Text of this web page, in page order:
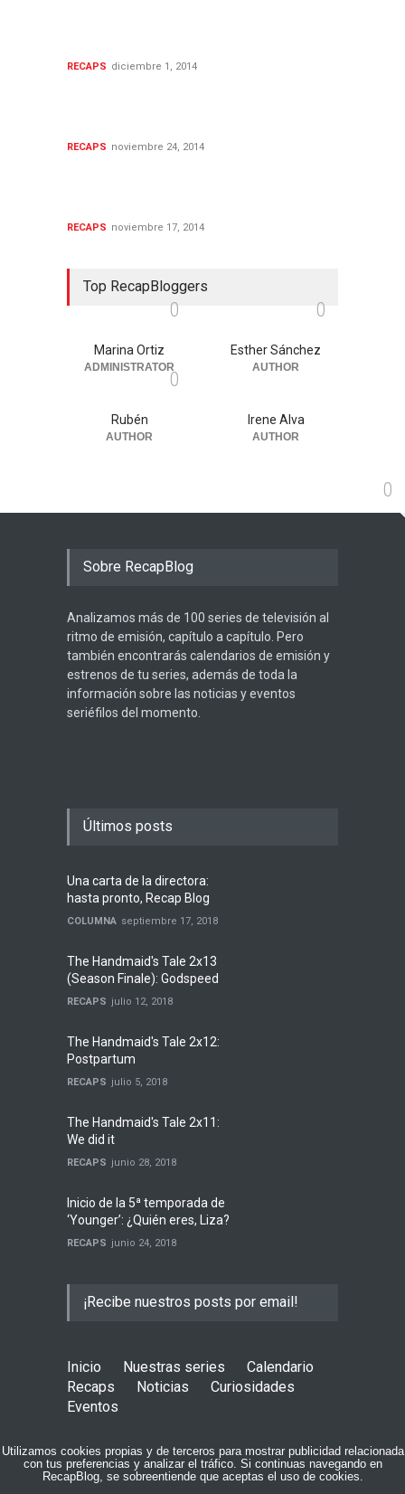
RECAPS diciembre 1, 2014
RECAPS noviembre 24, 2014
RECAPS noviembre 17, 2014
Top RecapBloggers
0
Marina Ortiz
ADMINISTRATOR
0
Esther Sánchez
AUTHOR
0
Rubén
AUTHOR
0
Irene Alva
AUTHOR
Sobre RecapBlog
Analizamos más de 100 series de televisión al
ritmo de emisión, capítulo a capítulo. Pero
también encontrarás calendarios de emisión y
estrenos de tu series, además de toda la
información sobre las noticias y eventos
seriéfilos del momento.
Últimos posts
Una carta de la directora:
hasta pronto, Recap Blog
COLUMNA septiembre 17, 2018
The Handmaid's Tale 2x13
(Season Finale): Godspeed
RECAPS julio 12, 2018
The Handmaid's Tale 2x12:
Postpartum
RECAPS julio 5, 2018
The Handmaid's Tale 2x11:
We did it
RECAPS junio 28, 2018
Inicio de la 5ª temporada de
‘Younger’: ¿Quién eres, Liza?
RECAPS junio 24, 2018
¡Recibe nuestros posts por email!
Inicio Nuestras series
Calendario
Recaps
Noticias
Curiosidades
Eventos
COPYRIGHT © 2015 RECAPBLOG
Utilizamos cookies propias y de terceros para mostrar publicidad relacionada
con tus preferencias y analizar el tráfico. Si continuas navegando en
RecapBlog, se sobreentiende que aceptas el uso de cookies.